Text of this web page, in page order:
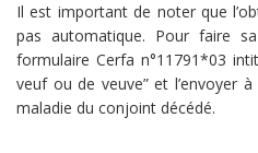
Il est important de noter que
pas automatique. Pour faire
formulaire Cerfa n°11791*03
veuf ou de veuve” et l’envoyer
maladie du conjoint décédé.